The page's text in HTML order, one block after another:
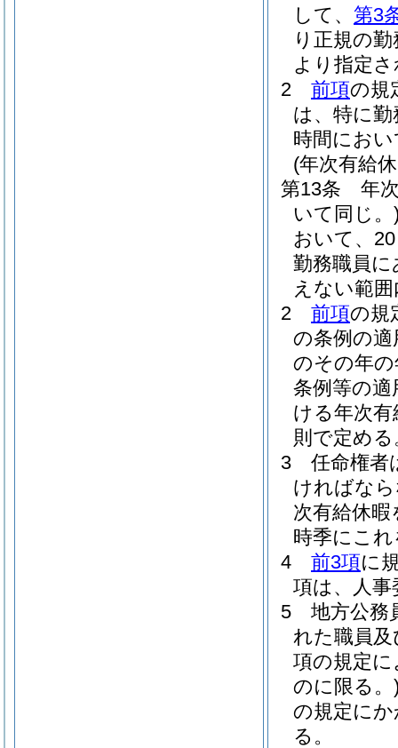
して、 第3
り正規の
より指定
2
前項の規
は、特に
時間にお
(年次有給
第13条
年
いて同じ。
おいて、
勤務職員
えない範
2
前項の規
の条例の
のその年
条例等の
ける年次
則で定める
3
任命権者
ければな
次有給休
時季にこ
4
前3項に
項は、人
5
地方公務
れた職員及
項の規定
のに限る。
の規定に
る。